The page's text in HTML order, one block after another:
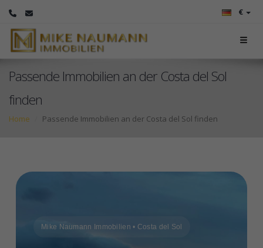
€
Passende Immobilien an der Costa del Sol
finden
Home Passende Immobilien an der Costa del Sol finden
Mike Naumann Immobilien • Costa del Sol